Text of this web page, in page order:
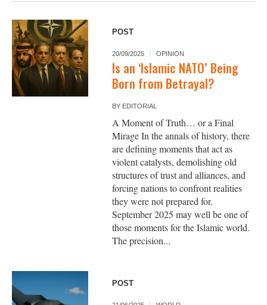
POST
20/09/2025 OPINION
Is an ‘Islamic NATO’ Being
Born from Betrayal?
BY EDITORIAL
A Moment of Truth… or a Final
Mirage In the annals of history, there
are defining moments that act as
violent catalysts, demolishing old
structures of trust and alliances, and
forcing nations to confront realities
they were not prepared for.
September 2025 may well be one of
those moments for the Islamic world.
The precision...
POST